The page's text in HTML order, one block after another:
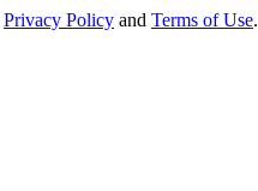
Privacy Policy and Terms of Use.